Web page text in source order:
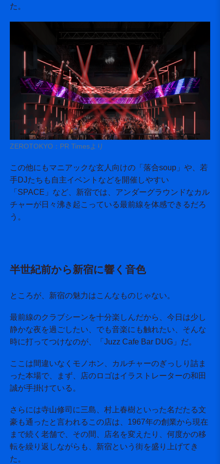
た。
ZEROTOKYO：PR Timesより
この他にもマニアックな玄人向けの「落合soup」や、若
手DJたちも自主イベントなどを開催しやすい
「SPACE」など、新宿では、アンダーグラウンドなカル
チャーが日々沸き起こっている最前線を体感できるだろ
う。
半世紀前から新宿に響く音色
ところが、新宿の魅力はこんなものじゃない。
最前線のクラブシーンを十分楽しんだから、今日は少し
静かな夜を過ごしたい、でも音楽にも触れたい、そんな
時に打ってつけなのが、「Juzz Cafe Bar DUG」だ。
ここは間違いなくモノホン、カルチャーのぎっしり詰ま
った本場で、まず、店のロゴはイラストレーターの和田
誠が手掛けている。
さらには寺山修司に三島、村上春樹といった名だたる文
豪も通ったと言われるこの店は、1967年の創業から現在
まで続く老舗で、その間、店名を変えたり、何度かの移
転を繰り返しながらも、新宿という街を盛り上げてき
た。